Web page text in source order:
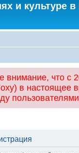
и культуре
что с
в настоящее
пользователями